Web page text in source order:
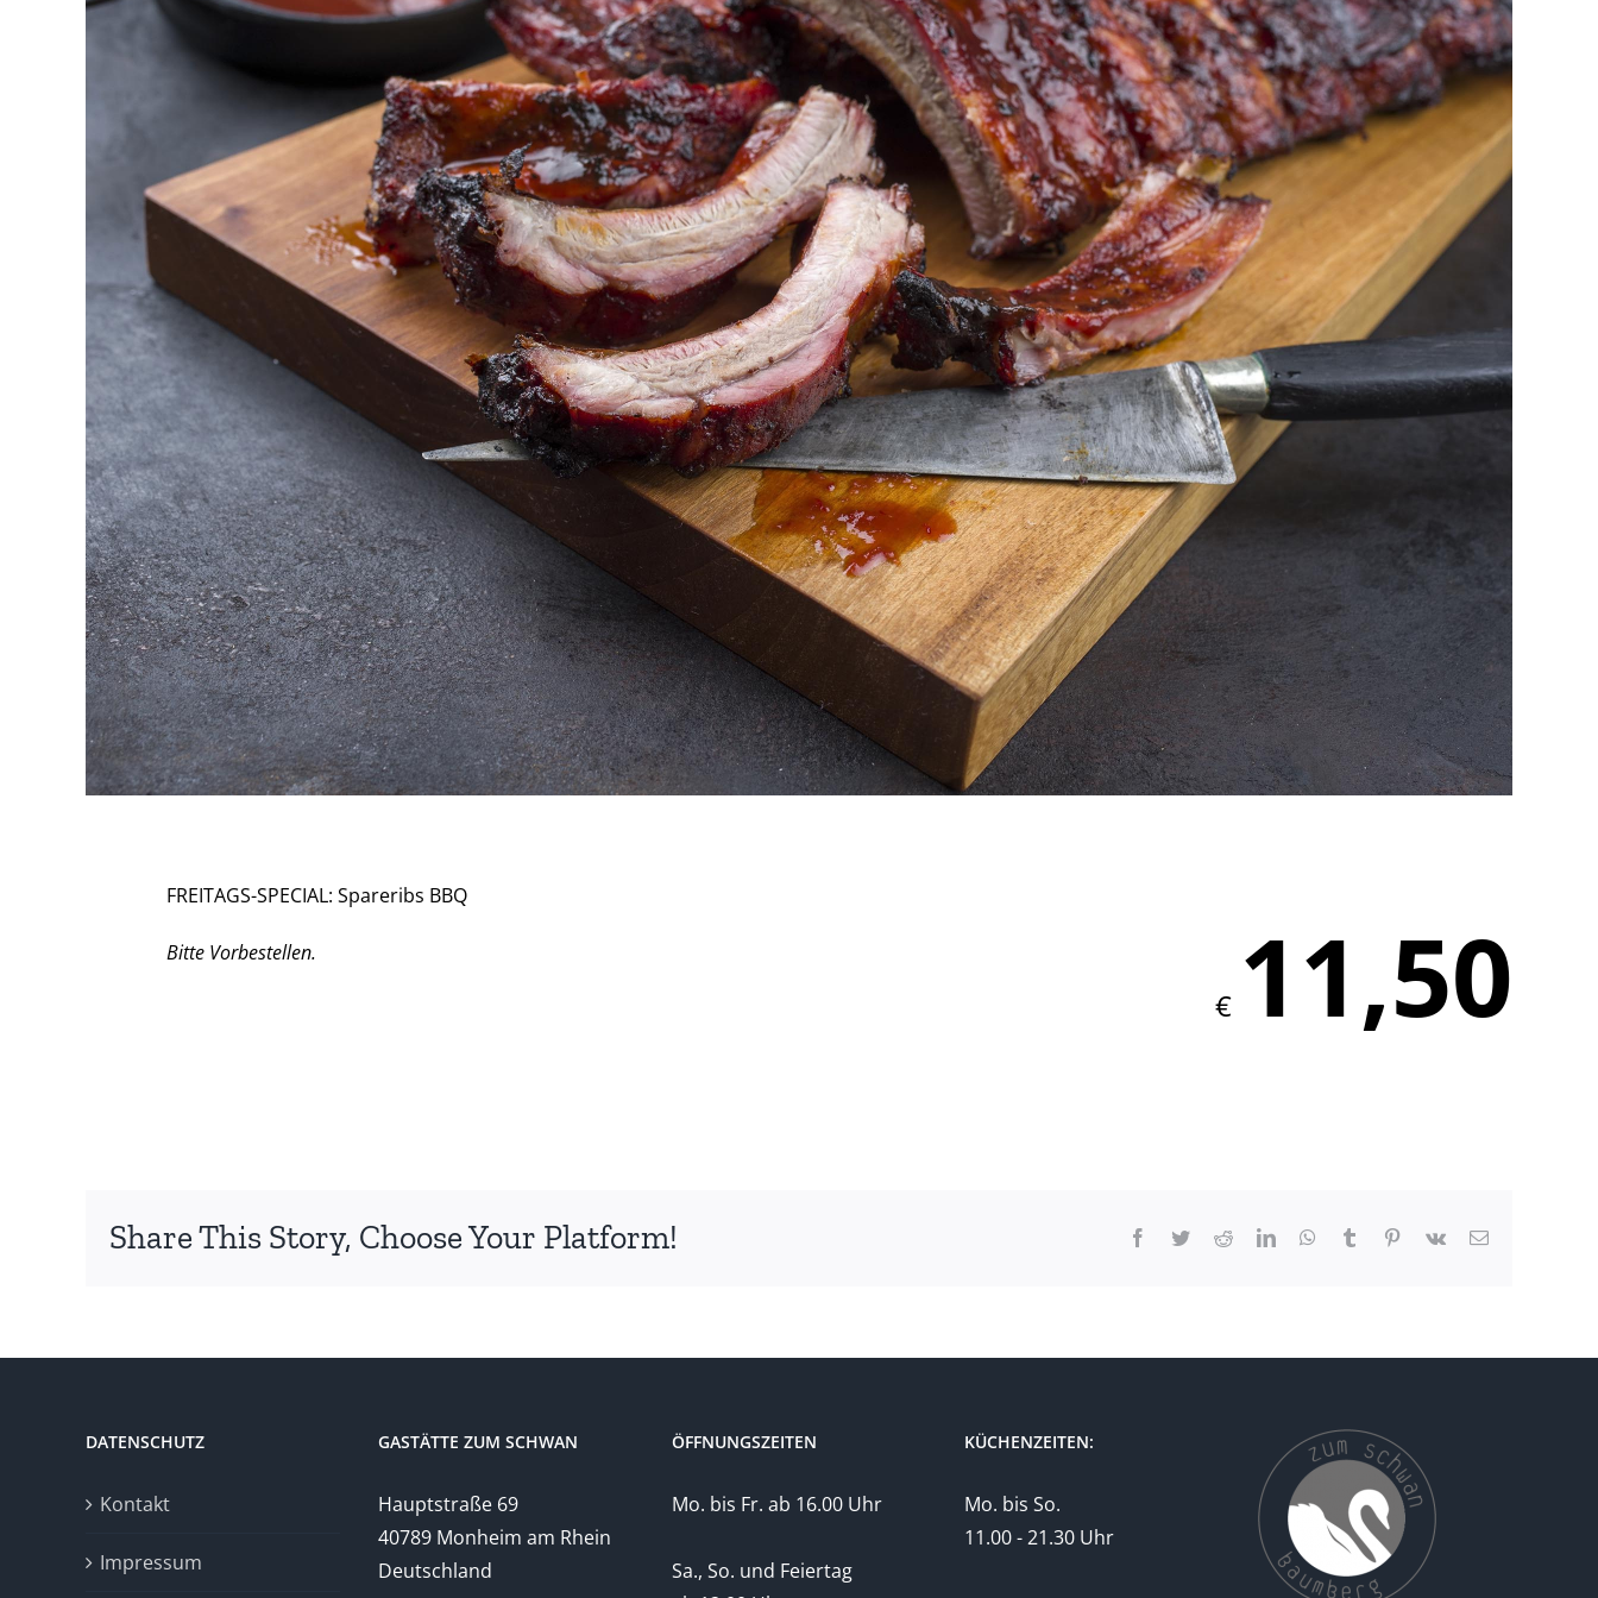
FREITAGS-SPECIAL: Spareribs BBQ
Bitte Vorbestellen.
€ 11,50
Share This Story, Choose Your Platform! Facebook
TwitterRedditLinkedInWhatsApp
Tumblr Pinterest
Vk
E-
DATENSCHUTZ
Kontakt
Impressum
GASTÄTTE ZUM SCHWAN
Hauptstraße 69
40789 Monheim am Rhein
Deutschland
ÖFFNUNGSZEITEN
Mo. bis Fr. ab 16.00 Uhr
Sa., So. und Feiertag
KÜCHENZEITEN:
Mo. bis So.
11.00 - 21.30 Uhr